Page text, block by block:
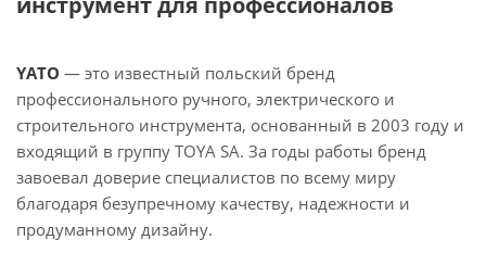
YATO — это известный польский бренд
профессионального ручного, электрического и
строительного инструмента, основанный в 2003 году и
входящий в группу TOYA SA. За годы работы бренд
завоевал доверие специалистов по всему миру
благодаря безупречному качеству, надежности и
продуманному дизайну.